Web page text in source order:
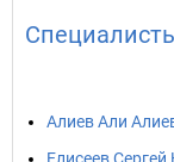
Алиев Али